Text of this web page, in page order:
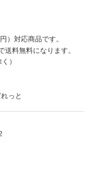
）対応商品です。
料無料になります。
）
っと